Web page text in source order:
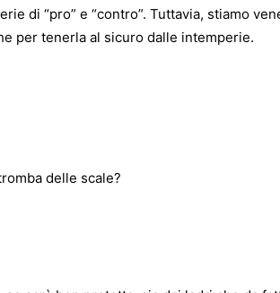
di “pro” e “contro”. Tuttavia, stiamo
per tenerla al sicuro dalle intemperie.
delle scale?